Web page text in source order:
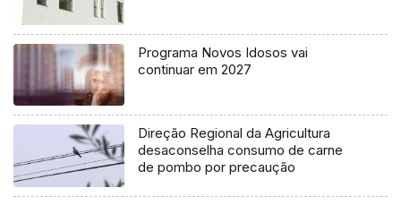
Programa Novos Idosos vai
continuar em 2027
Direção Regional da Agricultura
desaconselha consumo de carne
de pombo por precaução